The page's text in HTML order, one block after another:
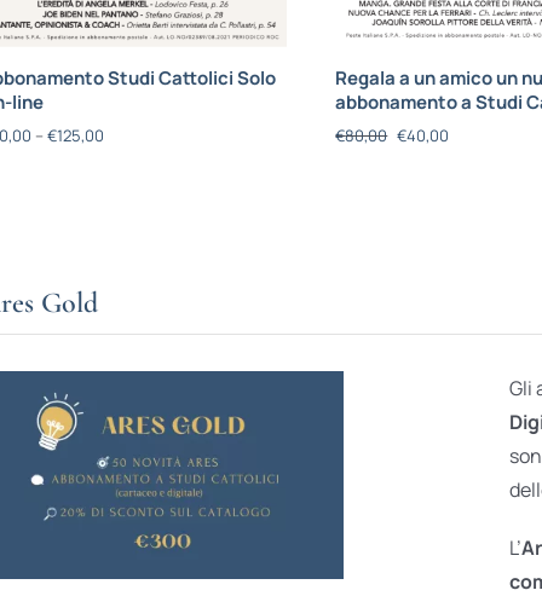
Studi Cattolici Solo
line
– €125,00
Regala a un amico un
abbonamento a Studi
€80,00 €40,00
Gold
Gli
L’